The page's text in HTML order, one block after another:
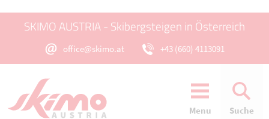
SKIMO AUSTRIA - Skibergsteigen in Österreich
office@skimo.at +43 (660) 4113091
Menu Suche